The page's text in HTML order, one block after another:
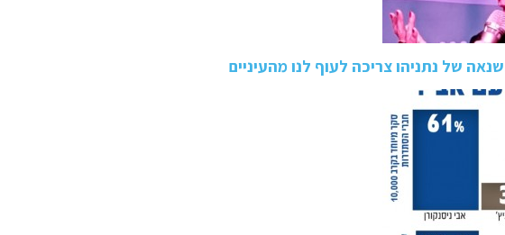
של נתניהו צריכה לעוף לנו מהעיניים